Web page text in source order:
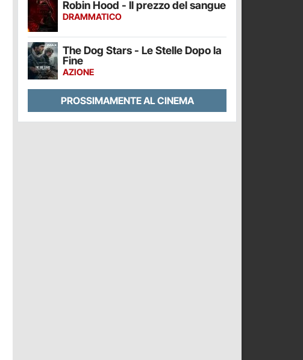
Robin Hood - Il prezzo del sangue
DRAMMATICO
The Dog Stars - Le Stelle Dopo la
Fine
AZIONE
PROSSIMAMENTE AL CINEMA